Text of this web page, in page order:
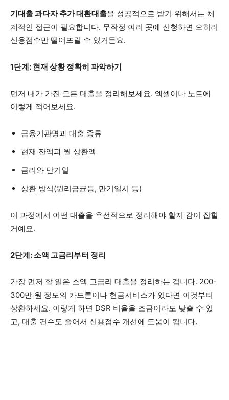
기대출 과다자 추가 대환대출을 성공적으로 받기 위해서는 체
계적인 접근이 필요합니다. 무작정 여러 곳에 신청하면 오히려
신용점수만 떨어뜨릴 수 있거든요.
1단계: 현재 상황 정확히 파악하기
먼저 내가 가진 모든 대출을 정리해보세요. 엑셀이나 노트에
이렇게 적어보세요.
금융기관명과 대출 종류
현재 잔액과 월 상환액
금리와 만기일
상환 방식(원리금균등, 만기일시 등)
이 과정에서 어떤 대출을 우선적으로 정리해야 할지 감이 잡힐
거예요.
2단계: 소액 고금리부터 정리
가장 먼저 할 일은 소액 고금리 대출을 정리하는 겁니다. 200-
300만 원 정도의 카드론이나 현금서비스가 있다면 이것부터
상환하세요. 이렇게 하면 DSR 비율을 조금이라도 낮출 수 있
고, 대출 건수도 줄어서 신용점수 개선에 도움이 됩니다.